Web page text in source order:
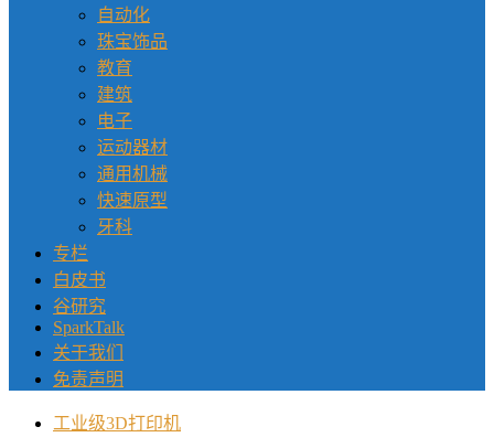
自动化
珠宝饰品
教育
建筑
电子
运动器材
通用机械
快速原型
牙科
专栏
白皮书
谷研究
SparkTalk
关于我们
免责声明
工业级3D打印机